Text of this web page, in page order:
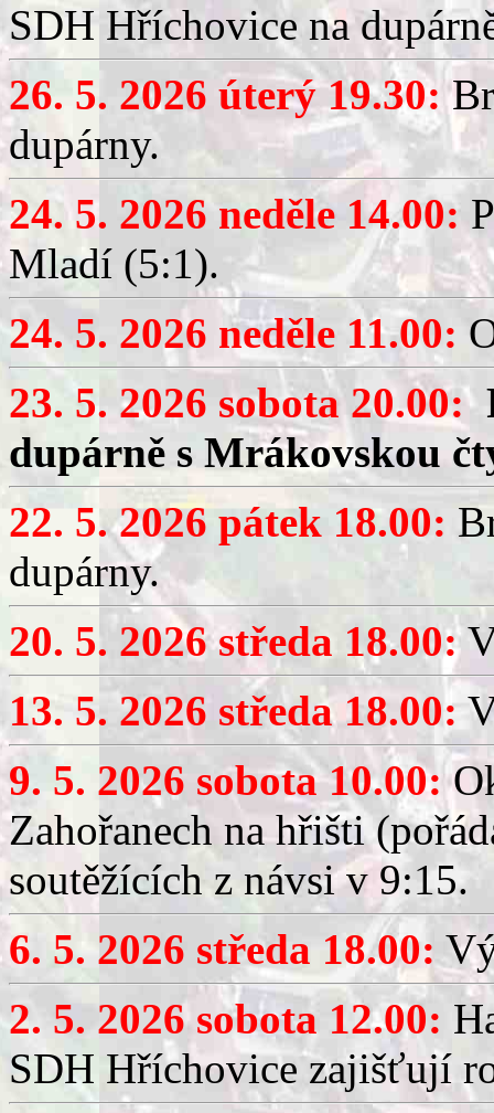
SDH Hříchovice na
26. 5. 2026 úterý 19.30:
dupárny.
24. 5. 2026 neděle 14.00:
Mladí (5:1).
24. 5. 2026 neděle 11.00:
23. 5. 2026 sobota 20.00:
dupárně s Mrákovskou
22. 5. 2026 pátek 18.00:
dupárny.
20. 5. 2026 středa 18.00:
13. 5. 2026 středa 18.00:
9. 5. 2026 sobota 10.00:
Zahořanech na hřišti
soutěžících z návsi v 9:15.
6. 5. 2026 středa 18.00:
2. 5. 2026 sobota 12.00:
SDH Hříchovice zajišťují